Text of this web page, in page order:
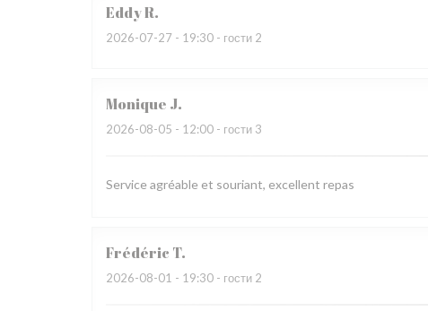
EddyR
2026-07-27 - 19:30 - гости 2
Monique J
2026-08-05 - 12:00 - гости 3
Service agréable et souriant, excellent repas
Frédéric T
2026-08-01 - 19:30 - гости 2